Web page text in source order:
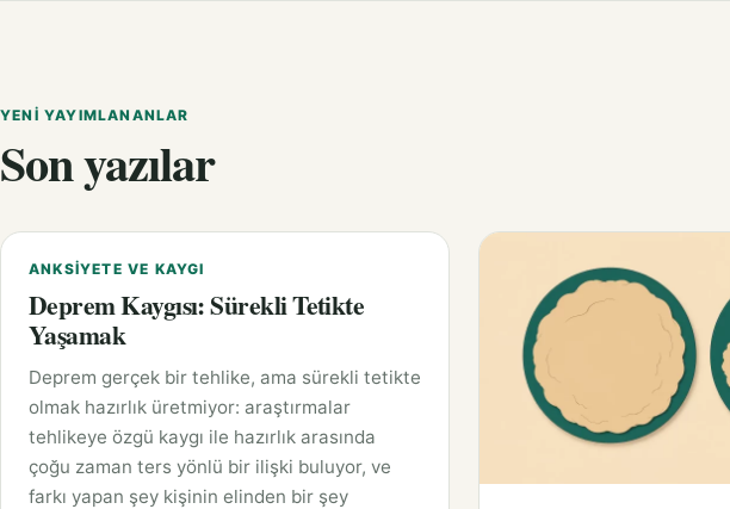
YENI YAYIMLANANLAR
Son yazılar
ANKSIYETE VE KAYGI
Deprem Kaygısı: Sürekli Tetikte
Yaşamak
Deprem gerçek bir tehlike, ama sürekli tetikte
olmak hazırlık üretmiyor: araştırmalar
tehlikeye özgü kaygı ile hazırlık arasında
çoğu zaman ters yönlü bir ilişki buluyor, ve
farkı yapan şey kişinin elinden bir şey